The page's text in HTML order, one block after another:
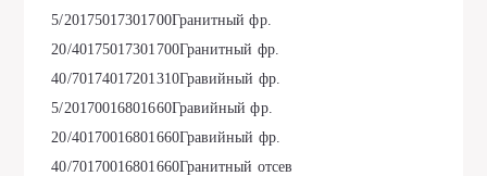
5/20175017301700Гранитный фр.
20/40175017301700Гранитный фр.
40/70174017201310Гравийный фр.
5/20170016801660Гравийный фр.
20/40170016801660Гравийный фр.
40/70170016801660Гранитный отсев